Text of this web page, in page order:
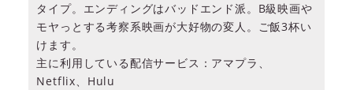
タイプ。エンディングはバッドエンド派。B級映画や
モヤっとする考察系映画が大好物の変人。ご飯3杯い
けます。
主に利用している配信サービス：アマプラ、
Netflix、Hulu